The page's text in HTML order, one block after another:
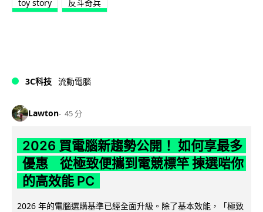
toy story 反斗奇兵
3C科技 流動電腦
Lawton 45 分
2026 買電腦新趨勢公開！ 如何享最多
優惠 從極致便攜到電競標竿 揀選啱你
的高效能 PC
2026 年的電腦選購基準已經全面升級。除了基本效能，「極致